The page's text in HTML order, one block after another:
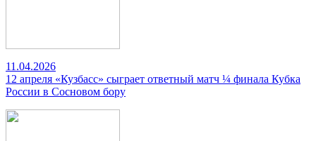
11.04.2026
12 апреля «Кузбасс» сыграет ответный матч ¼ финала Кубка
России в Сосновом бору